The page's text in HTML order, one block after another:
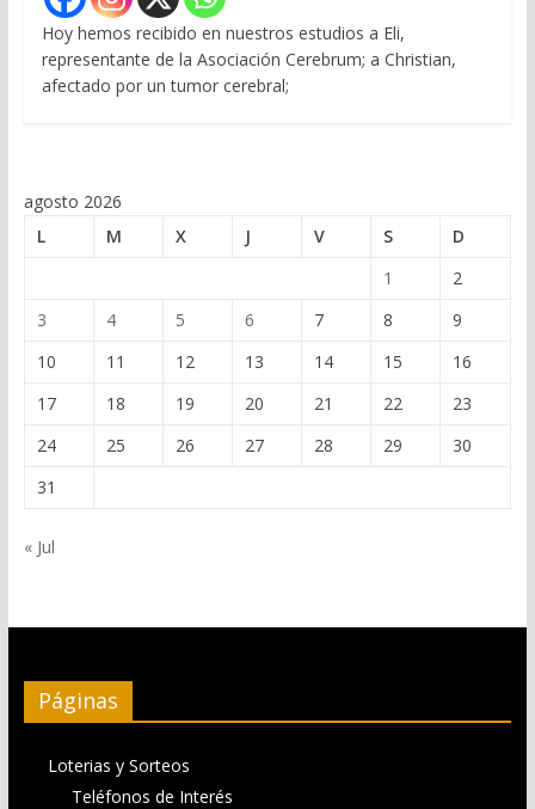
Hoy hemos recibido en nuestros estudios a Eli,
representante de la Asociación Cerebrum; a Christian,
afectado por un tumor cerebral;
agosto 2026
L
M X J V S
D
1
2
3
4 5 6 7 8
9
10
11 12 13 14 15
16
17
18 19 20 21 22
23
24
25 26 27 28 29
30
31
« Jul
Páginas
Loterias y Sorteos
Teléfonos de Interés